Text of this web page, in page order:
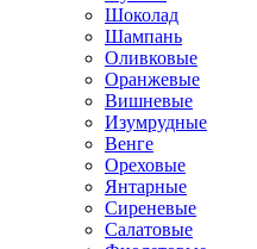
Шоколад
Шампань
Оливковые
Оранжевые
Вишневые
Изумрудные
Венге
Ореховые
Янтарные
Сиреневые
Салатовые